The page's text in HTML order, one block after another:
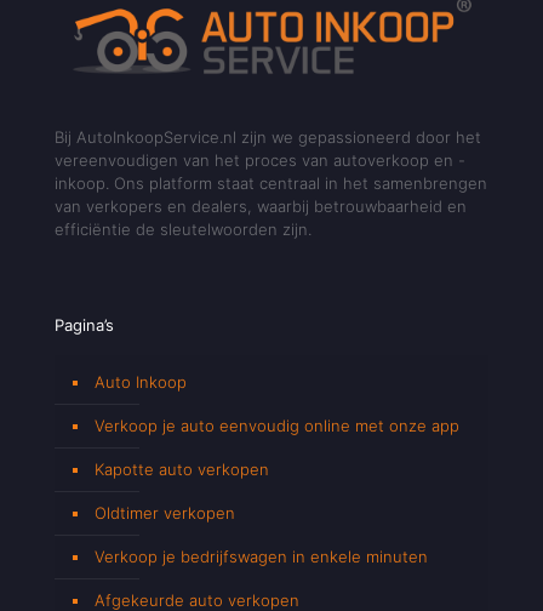
Bij AutoInkoopService.nl zijn we gepassioneerd door het
vereenvoudigen van het proces van autoverkoop en -
inkoop. Ons platform staat centraal in het samenbrengen
van verkopers en dealers, waarbij betrouwbaarheid en
efficiëntie de sleutelwoorden zijn.
Pagina’s
Auto Inkoop
Verkoop je auto eenvoudig online met onze app
Kapotte auto verkopen
Oldtimer verkopen
Verkoop je bedrijfswagen in enkele minuten
Afgekeurde auto verkopen